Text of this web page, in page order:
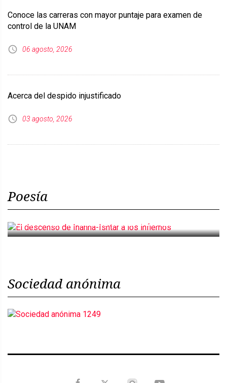
Conoce las carreras con mayor puntaje para examen de
control de la UNAM
06 agosto, 2026
Acerca del despido injustificado
03 agosto, 2026
Poesía
El descenso de Inanna-Ishtar a los infiernos
Sociedad anónima